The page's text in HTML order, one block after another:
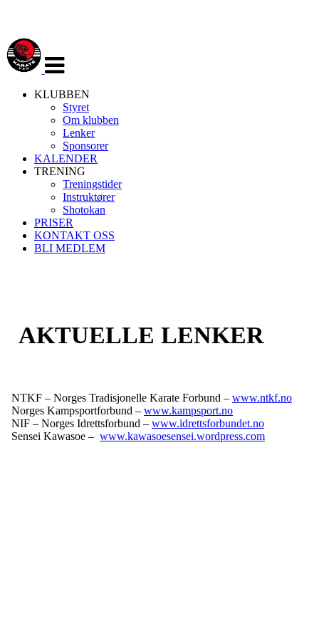
navigasjon
KLUBBEN
Styret
Om klubben
Lenker
Sponsorer
KALENDER
TRENING
Treningstider
Instruktører
Shotokan
PRISER
KONTAKT OSS
BLI MEDLEM
AKTUELLE LENKER
NTKF – Norges Tradisjonelle Karate Forbund – www.ntkf.no
Norges Kampsportforbund – www.kampsport.no
NIF – Norges Idrettsforbund – www.idrettsforbundet.no
Sensei Kawasoe – www.kawasoesensei.wordpress.com